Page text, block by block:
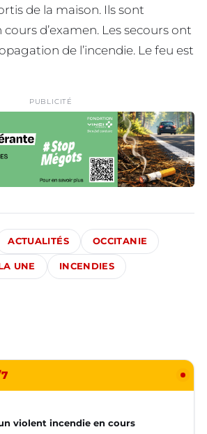
de la maison. Ils sont
d’examen. Les secours ont
de l’incendie. Le feu est
PUBLICITÉ
ACTUALITÉS OCCITANIE
UNE INCENDIES
violent incendie en cours